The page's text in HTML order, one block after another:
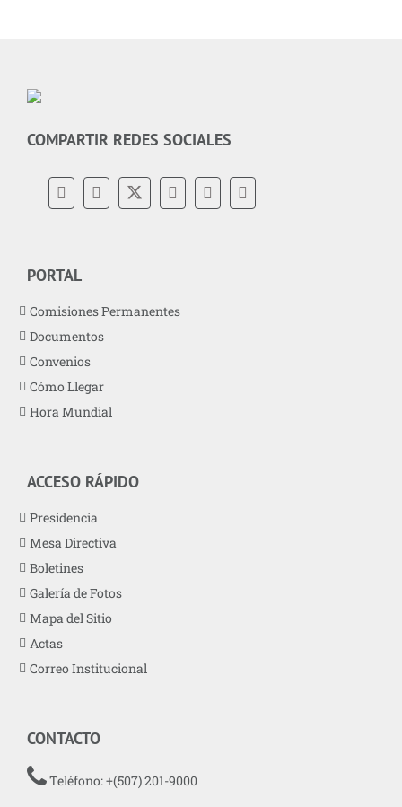
COMPARTIR REDES SOCIALES
PORTAL
Comisiones Permanentes
Documentos
Convenios
Cómo Llegar
Hora Mundial
ACCESO RÁPIDO
Presidencia
Mesa Directiva
Boletines
Galería de Fotos
Mapa del Sitio
Actas
Correo Institucional
CONTACTO
Teléfono: +(507) 201-9000